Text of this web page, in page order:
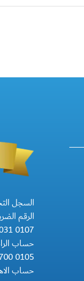
السجل التجاري
الرقم الضريبي
0107
حساب
0105
حساب